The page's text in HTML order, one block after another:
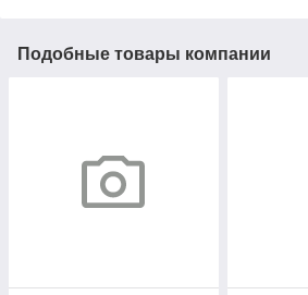
Подобные товары компании